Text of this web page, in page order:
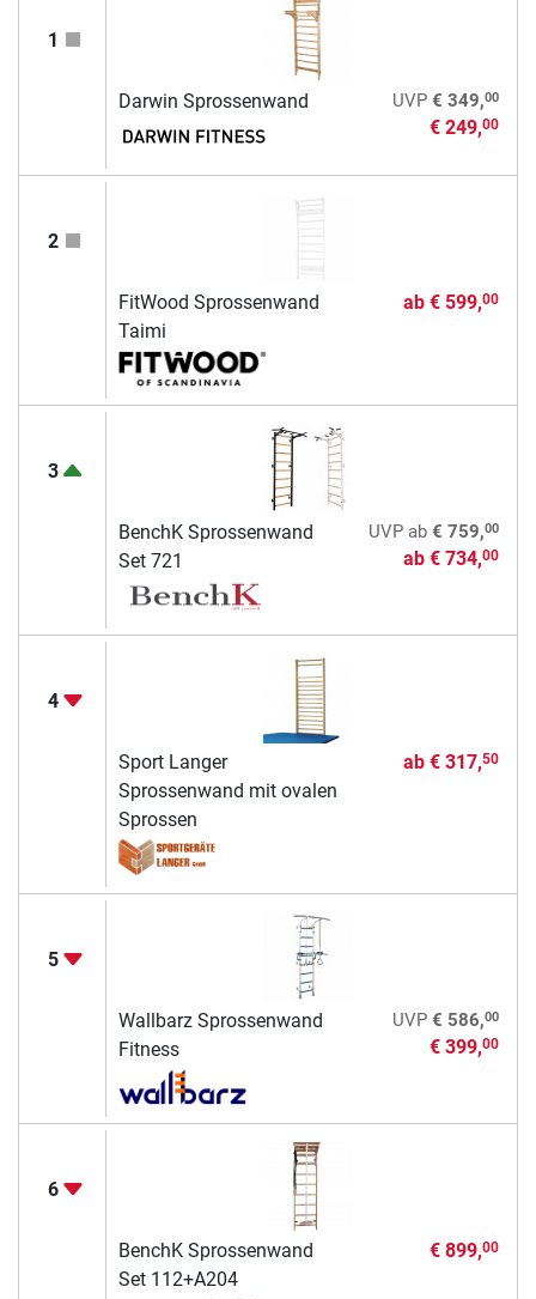
1
Darwin Sprossenwand UVP € 349,00
€ 249,00
2
FitWood Sprossenwand
Taimi
ab € 599,00
3
BenchK Sprossenwand
Set 721
UVPab € 759,00
ab € 734,00
4
Sport Langer
Sprossenwand mit ovalen
Sprossen
ab € 317,50
5
Wallbarz Sprossenwand
Fitness
UVP € 586,00
€ 399,00
6
BenchK Sprossenwand
Set 112+A204
€ 899,00